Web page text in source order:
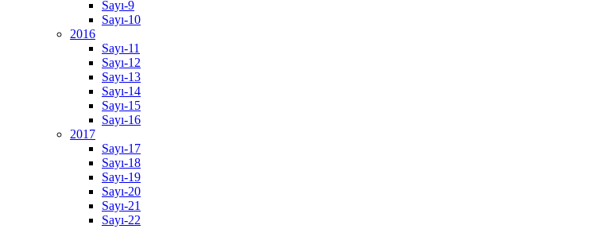
Sayı-9
Sayı-10
2016
Sayı-11
Sayı-12
Sayı-13
Sayı-14
Sayı-15
Sayı-16
2017
Sayı-17
Sayı-18
Sayı-19
Sayı-20
Sayı-21
Sayı-22